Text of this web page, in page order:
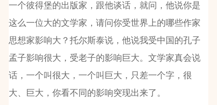
一个彼得堡的出版家，跟他谈话，就问，他说你是
这么一位大的文学家，请问你受世界上的哪些作家
思想家影响大？托尔斯泰说，他说我受中国的孔子
孟子影响很大，受老子的影响巨大。文学家真会说
话，一个叫很大，一个叫巨大，只差一个字，很
大、巨大，你看不同的影响突现出来了。